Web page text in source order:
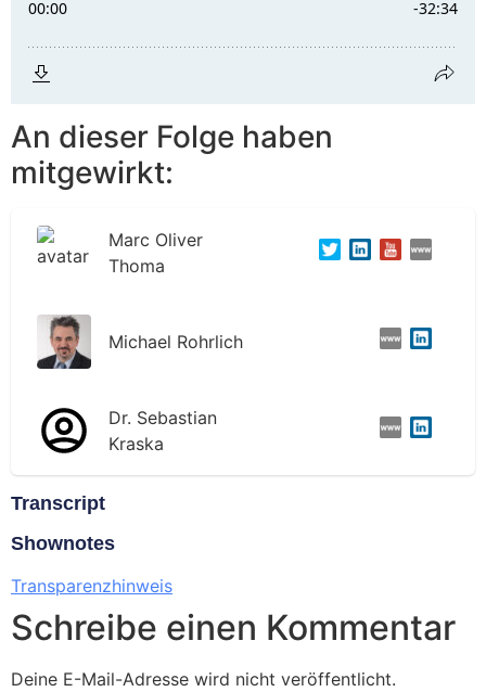
An dieser Folge haben
mitgewirkt:
Marc Oliver
Thoma
Michael Rohrlich
Dr. Sebastian
Kraska
Transcript
Shownotes
Transparenzhinweis
Schreibe einen Kommentar
Deine E-Mail-Adresse wird nicht veröffentlicht.